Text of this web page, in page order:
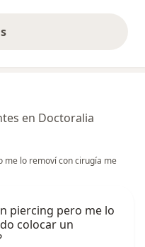
anteriores
en Doctoralia
me lo removí con cirugía me
piercing pero me lo
colocar un